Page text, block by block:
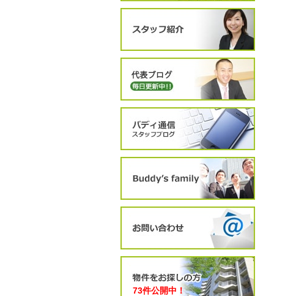
73件公開中！